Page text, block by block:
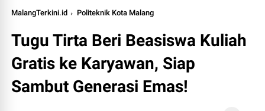
MalangTerkini.id Politeknik Kota Malang
Tugu Tirta Beri Beasiswa Kuliah
Gratis ke Karyawan, Siap
Sambut Generasi Emas!